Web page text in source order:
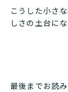
こうした小さ
しさの土台にな
最後までお読